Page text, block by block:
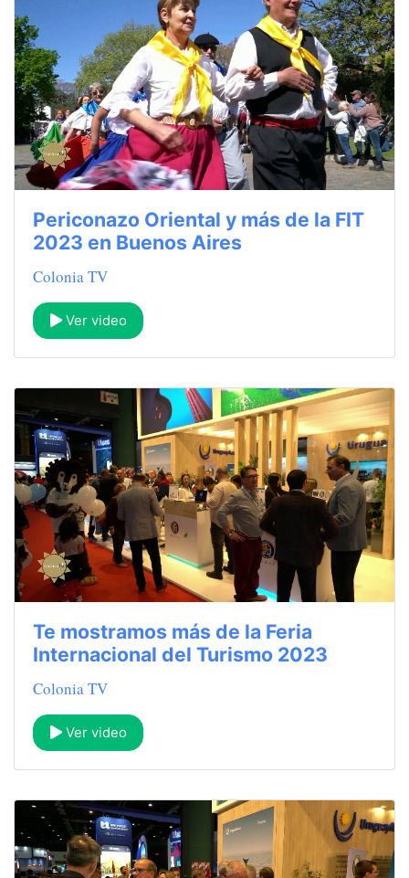
Periconazo Oriental y más de la FIT
2023 en Buenos Aires
Colonia TV
Ver video
Te mostramos más de la Feria
Internacional del Turismo 2023
Colonia TV
Ver video